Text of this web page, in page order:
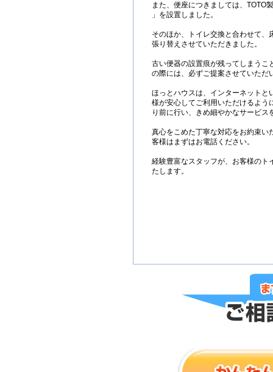
また、便座につきましては、TOTO
」を設置しました。
そのほか、トイレ交換と合わせて、
張り替えさせていただきました。
古い便器の設置痕が残ってしまうこ
の際には、必ずご提案させていただ
ほっとハウスは、インターネットと
様が安心してご利用いただけるよう
り前に行い、きめ細やかなサービス
真心をこめた丁寧な対応をお約束い
客様はまずはお電話ください。
経験豊富なスタッフが、お客様のト
たします。